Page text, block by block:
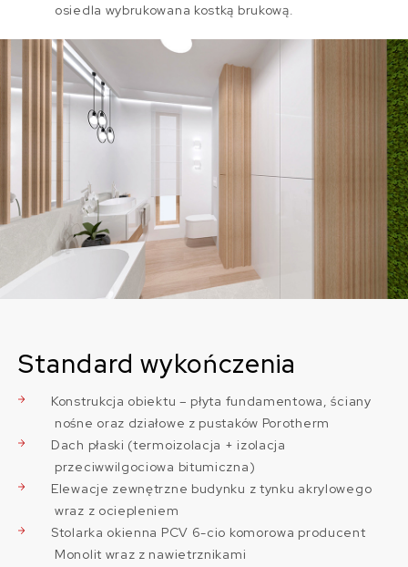
osiedla wybrukowana kostką brukową.
Standard wykończenia
Konstrukcja obiektu – płyta fundamentowa, ściany
nośne oraz działowe z pustaków Porotherm
Dach płaski (termoizolacja + izolacja
przeciwwilgociowa bitumiczna)
Elewacje zewnętrzne budynku z tynku akrylowego
wraz z ociepleniem
Stolarka okienna PCV 6-cio komorowa producent
Monolit wraz z nawietrznikami